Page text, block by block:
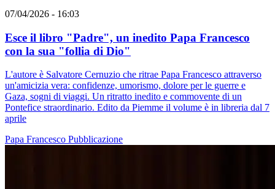
07/04/2026 - 16:03
Esce il libro "Padre", un inedito Papa Francesco
con la sua "follia di Dio"
L'autore è Salvatore Cernuzio che ritrae Papa Francesco attraverso
un'amicizia vera: confidenze, umorismo, dolore per le guerre e
Gaza, sogni di viaggi. Un ritratto inedito e commovente di un
Pontefice straordinario. Edito da Piemme il volume è in libreria dal 7
aprile
Papa Francesco Pubblicazione